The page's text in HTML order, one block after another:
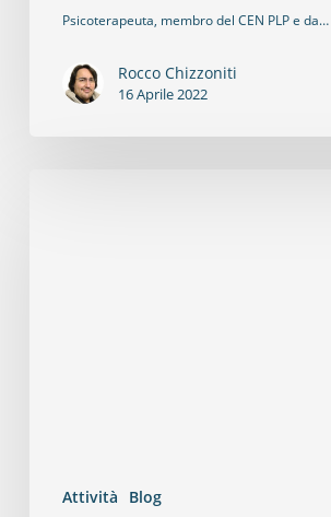
Psicoterapeuta, membro del CEN PLP e da…
Rocco Chizzoniti
16 Aprile 2022
Attività Blog